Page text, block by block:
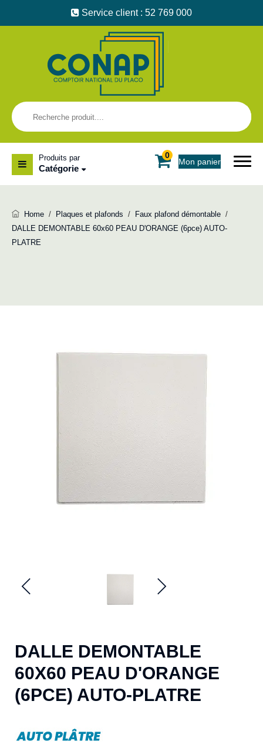
Service client : 52 769 000
0
Mon panier
Produits par
Catégorie
Home / Plaques et plafonds / Faux plafond démontable /
DALLE DEMONTABLE 60x60 PEAU D'ORANGE (6pce) AUTO-
PLATRE
DALLE DEMONTABLE
60X60 PEAU D'ORANGE
(6PCE) AUTO-PLATRE